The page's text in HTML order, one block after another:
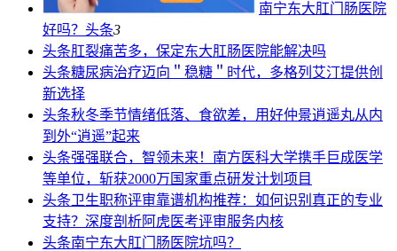
南宁东大肛门肠医院
好吗？ 头条3
头条肛裂痛苦多，保定东大肛肠医院能解决吗
头条糖尿病治疗迈向＂稳糖＂时代，多格列艾汀提供创
新选择
头条秋冬季节情绪低落、食欲差，用好仲景逍遥丸从内
到外“逍遥”起来
头条强强联合，智领未来！南方医科大学携手巨成医学
等单位，斩获2000万国家重点研发计划项目
头条卫生职称评审靠谱机构推荐：如何识别真正的专业
支持？深度剖析阿虎医考评审服务内核
头条南宁东大肛门肠医院坑吗？